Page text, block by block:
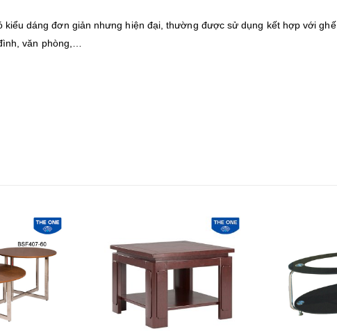
kiểu dáng đơn giản nhưng hiện đại, thường được sử dụng kết hợp với ghế
văn phòng,…